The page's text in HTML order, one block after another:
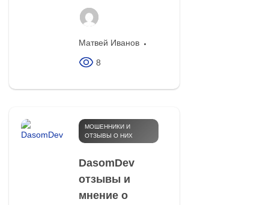
Матвей Иванов
8
МОШЕННИКИ И
ОТЗЫВЫ О НИХ
DasomDev
отзывы и
мнение о